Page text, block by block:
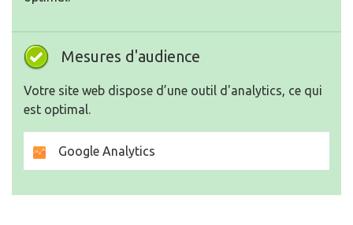
Mesures d'audience
Votre site web dispose d’une outil d'analytics, ce qui
est optimal.
Google Analytics